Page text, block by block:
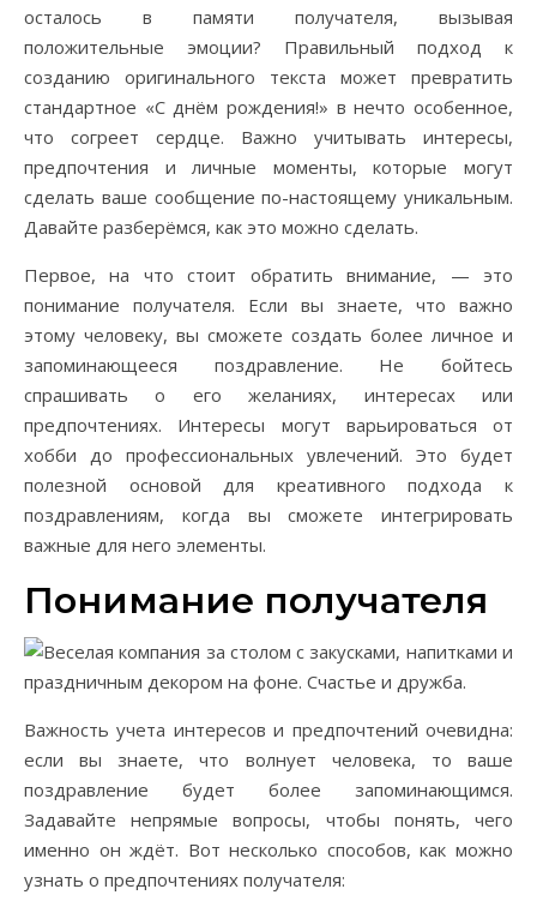
осталось в памяти получателя, вызывая
положительные эмоции? Правильный подход к
созданию оригинального текста может превратить
стандартное «С днём рождения!» в нечто особенное,
что согреет сердце. Важно учитывать интересы,
предпочтения и личные моменты, которые могут
сделать ваше сообщение по-настоящему уникальным.
Давайте разберёмся, как это можно сделать.
Первое, на что стоит обратить внимание, — это
понимание получателя. Если вы знаете, что важно
этому человеку, вы сможете создать более личное и
запоминающееся поздравление. Не бойтесь
спрашивать о его желаниях, интересах или
предпочтениях. Интересы могут варьироваться от
хобби до профессиональных увлечений. Это будет
полезной основой для креативного подхода к
поздравлениям, когда вы сможете интегрировать
важные для него элементы.
Понимание получателя
Важность учета интересов и предпочтений очевидна:
если вы знаете, что волнует человека, то ваше
поздравление будет более запоминающимся.
Задавайте непрямые вопросы, чтобы понять, чего
именно он ждёт. Вот несколько способов, как можно
узнать о предпочтениях получателя: